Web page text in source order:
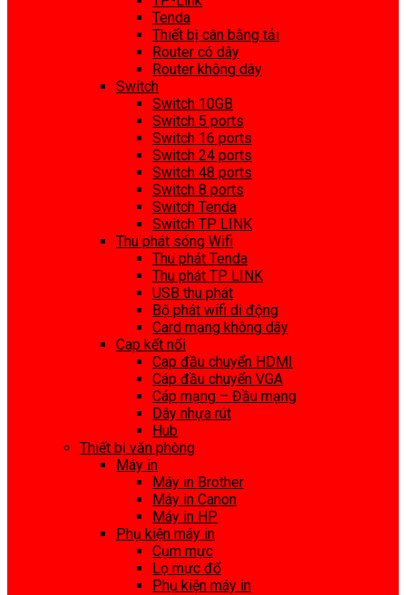
Tenda
Thiết bị cân bằng tải
Router có dây
Router không dây
Switch
Switch 10GB
Switch 5 ports
Switch 16 ports
Switch 24 ports
Switch 48 ports
Switch 8 ports
Switch Tenda
Switch TP LINK
Thu phát sóng Wifi
Thu phát Tenda
Thu phát TP LINK
USB thu phát
Bộ phát wifi di động
Card mạng không dây
Cap kết nối
Cap đầu chuyển HDMI
Cáp đầu chuyển VGA
Cáp mạng – Đầu mạng
Dây nhựa rút
Hub
Thiết bị văn phòng
Máy in
Máy in Brother
Máy in Canon
Máy in HP
Phụ kiện máy in
Cụm mực
Lọ mực đổ
Phụ kiện máy in